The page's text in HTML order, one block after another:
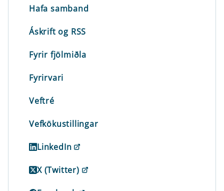
Hafa samband
Áskrift og RSS
Fyrir fjölmiðla
Fyrirvari
Veftré
Vefkökustillingar
LinkedIn
X (Twitter)